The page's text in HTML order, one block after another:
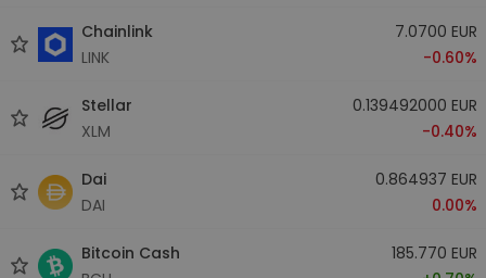
Chainlink
LINK
7.0700 EUR
-0.60%
Stellar
XLM
0.139492000 EUR
-0.40%
Dai
DAI
0.864937 EUR
0.00%
Bitcoin Cash
185.770 EUR